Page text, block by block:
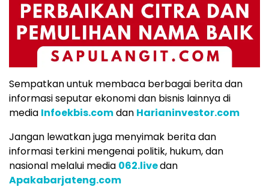
Sempatkan untuk membaca berbagai berita dan
informasi seputar ekonomi dan bisnis lainnya di
media Infoekbis.comdan Harianinvestor.com
Jangan lewatkan juga menyimak berita dan
informasi terkini mengenai politik, hukum, dan
nasional melalui media 062.livedan
Apakabarjateng.com